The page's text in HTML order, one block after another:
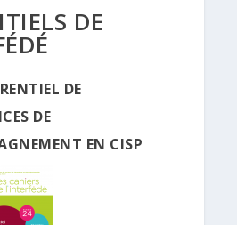
DE
DE
DE
EN CISP